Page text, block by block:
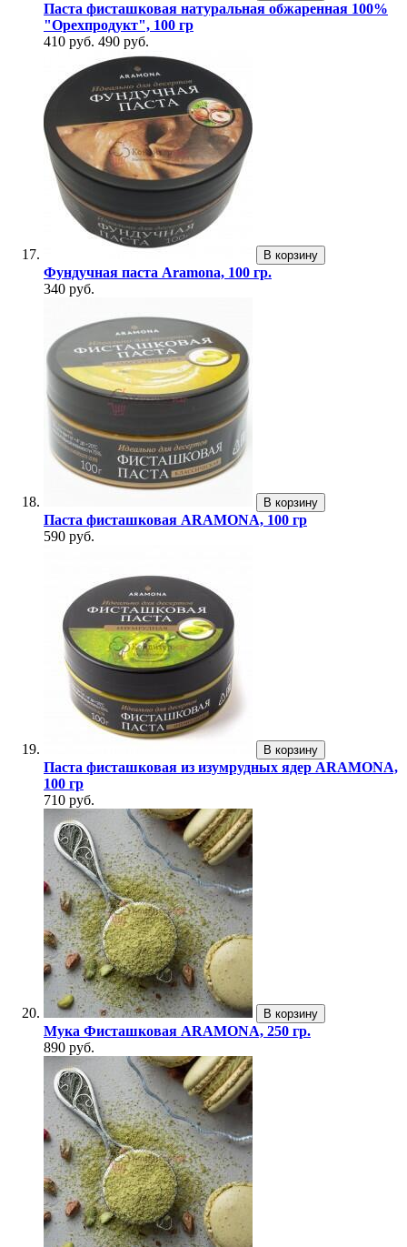
Паста фисташковая натуральная обжаренная 100%
"Орехпродукт", 100 гр
410 руб. 490 руб.
В корзину
Фундучная паста Aramona, 100 гр.
340 руб.
В корзину
Паста фисташковая ARAMONA, 100 гр
590 руб.
В корзину
Паста фисташковая из изумрудных ядер ARAMONA,
100 гр
710 руб.
В корзину
Мука Фисташковая ARAMONA, 250 гр.
890 руб.